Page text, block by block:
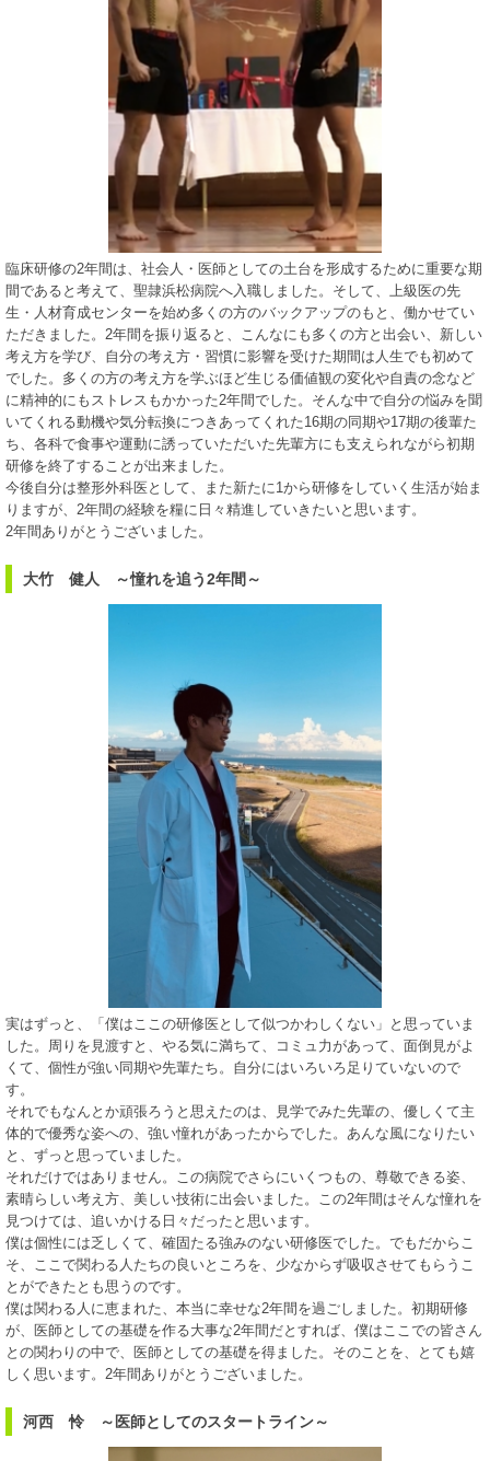
臨床研修の2年間は、社会人・医師としての土台を形成するために重要な期
間であると考えて、聖隷浜松病院へ入職しました。そして、上級医の先
生・人材育成センターを始め多くの方のバックアップのもと、働かせてい
ただきました。2年間を振り返ると、こんなにも多くの方と出会い、新しい
考え方を学び、自分の考え方・習慣に影響を受けた期間は人生でも初めて
でした。多くの方の考え方を学ぶほど生じる価値観の変化や自責の念など
に精神的にもストレスもかかった2年間でした。そんな中で自分の悩みを聞
いてくれる動機や気分転換につきあってくれた16期の同期や17期の後輩た
ち、各科で食事や運動に誘っていただいた先輩方にも支えられながら初期
研修を終了することが出来ました。
今後自分は整形外科医として、また新たに1から研修をしていく生活が始ま
りますが、2年間の経験を糧に日々精進していきたいと思います。
2年間ありがとうございました。
大竹 健人 ～憧れを追う2年間～
実はずっと、「僕はここの研修医として似つかわしくない」と思っていま
した。周りを見渡すと、やる気に満ちて、コミュ力があって、面倒見がよ
くて、個性が強い同期や先輩たち。自分にはいろいろ足りていないので
す。
それでもなんとか頑張ろうと思えたのは、見学でみた先輩の、優しくて主
体的で優秀な姿への、強い憧れがあったからでした。あんな風になりたい
と、ずっと思っていました。
それだけではありません。この病院でさらにいくつもの、尊敬できる姿、
素晴らしい考え方、美しい技術に出会いました。この2年間はそんな憧れを
見つけては、追いかける日々だったと思います。
僕は個性には乏しくて、確固たる強みのない研修医でした。でもだからこ
そ、ここで関わる人たちの良いところを、少なからず吸収させてもらうこ
とができたとも思うのです。
僕は関わる人に恵まれた、本当に幸せな2年間を過ごしました。初期研修
が、医師としての基礎を作る大事な2年間だとすれば、僕はここでの皆さん
との関わりの中で、医師としての基礎を得ました。そのことを、とても嬉
しく思います。2年間ありがとうございました。
河西 怜 ～医師としてのスタートライン～